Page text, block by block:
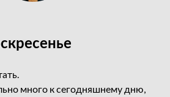
много к сегодняшнему дню,